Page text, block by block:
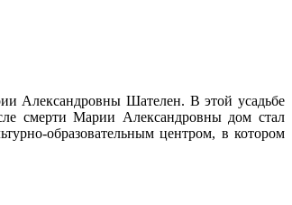
Александровны Шателен. В этой усадьбе
смерти Марии Александровны дом стал
образовательным центром, в котором